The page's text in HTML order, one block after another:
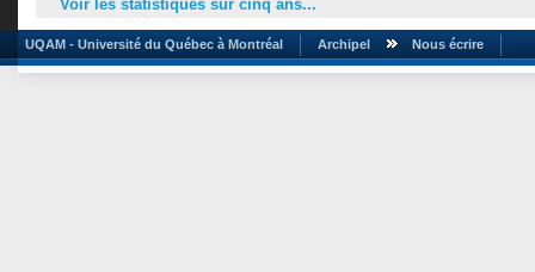
Voir les statistiques sur cinq ans...
UQAM - Université du Québec à Montréal Archipel Nous écrire